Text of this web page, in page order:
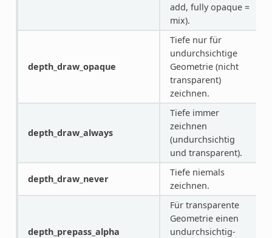
add, fully opaque =
mix).
depth_draw_opaque
Tiefe nur für
undurchsichtige
Geometrie (nicht
transparent)
zeichnen.
depth_draw_always
Tiefe immer
zeichnen
(undurchsichtig
und transparent).
depth_draw_never
Tiefe niemals
zeichnen.
depth_prepass_alpha
Für transparente
Geometrie einen
undurchsichtig-